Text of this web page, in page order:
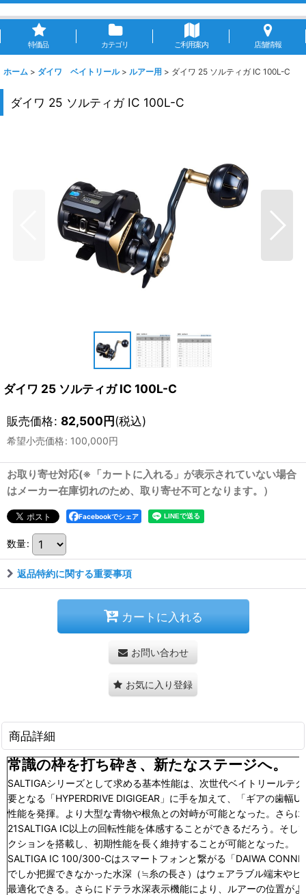
特価品 カテゴリ ご利用案内 店舗情報
ホーム > ダイワ ベイトリール > ルアー用 > ダイワ 25 ソルティガ IC 100L-C
ダイワ 25 ソルティガ IC 100L-C
ダイワ 25 ソルティガ IC 100L-C
販売価格: 82,500円(税込)
希望小売価格: 100,000円
お取り寄せ対応(※「カートに入れる」が表示されていない場合
はメーカー在庫切れのため、取り寄せ不可となります。）
Facebookでシェア
数量:
返品特約に関する重要事項
カートに入れる
お問い合わせ
お気に入り登録
商品詳細
常識の枠を打ち砕き、新たなステージへ。
SALTIGAシリーズとして求める基本性能は、次世代ベイトリールテ
要となる「HYPERDRIVE DIGIGEAR」に手を加えて、「ギアの歯幅
性能を発揮。より大型な青物や根魚との対峙が可能となった。さら
21SALTIGA IC以上の回転性能を体感することができるだろう。そ
クションを搭載し、初期性能を長く維持することが可能となった。
SALTIGA IC 100/300-Cはスマートフォンと繋がる「DAIWA
でしか把握できなかった水深（≒糸の長さ）はウェアラブル端末や
最適化できる。さらにドテラ水深表示機能により、ルアーの位置が